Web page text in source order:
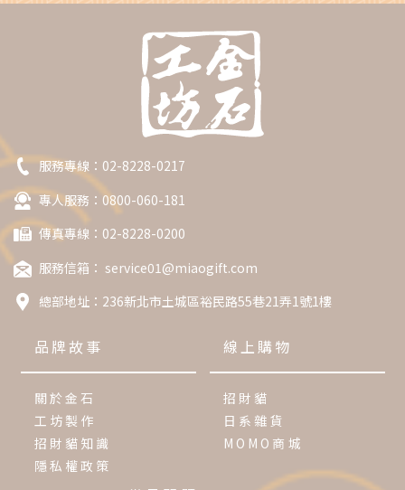
服務專線： 02-8228-0217
專人服務：0800-060-181
傳真專線：02-8228-0200
服務信箱： service01@miaogift.com
總部地址： 236新北市土城區裕民路55巷21弄1號1樓
品牌故事
關於金石
工坊製作
招財貓知識
隱私權政策
線上購物
招財貓
日系雜貨
MOMO商城